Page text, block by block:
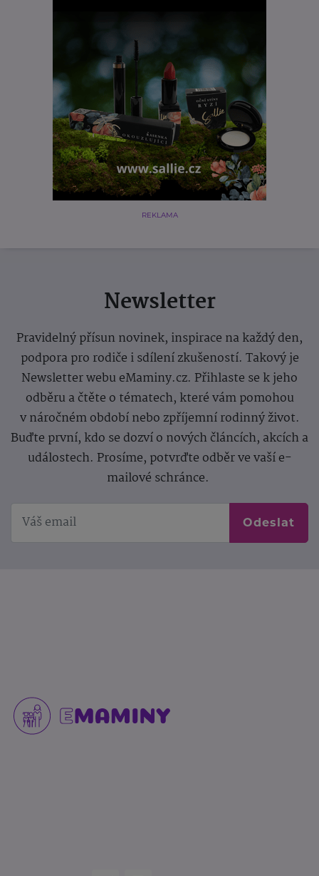
REKLAMA
Newsletter
Pravidelný přísun novinek, inspirace na každý den,
podpora pro rodiče i sdílení zkušeností. Takový je
Newsletter webu eMaminy.cz. Přihlaste se k jeho
odběru a čtěte o tématech, které vám pomohou
v náročném období nebo zpříjemní rodinný život.
Buďte první, kdo se dozví o nových článcích, akcích a
událostech. Prosíme, potvrďte odběr ve vaší e-
mailové schránce.
Odeslat